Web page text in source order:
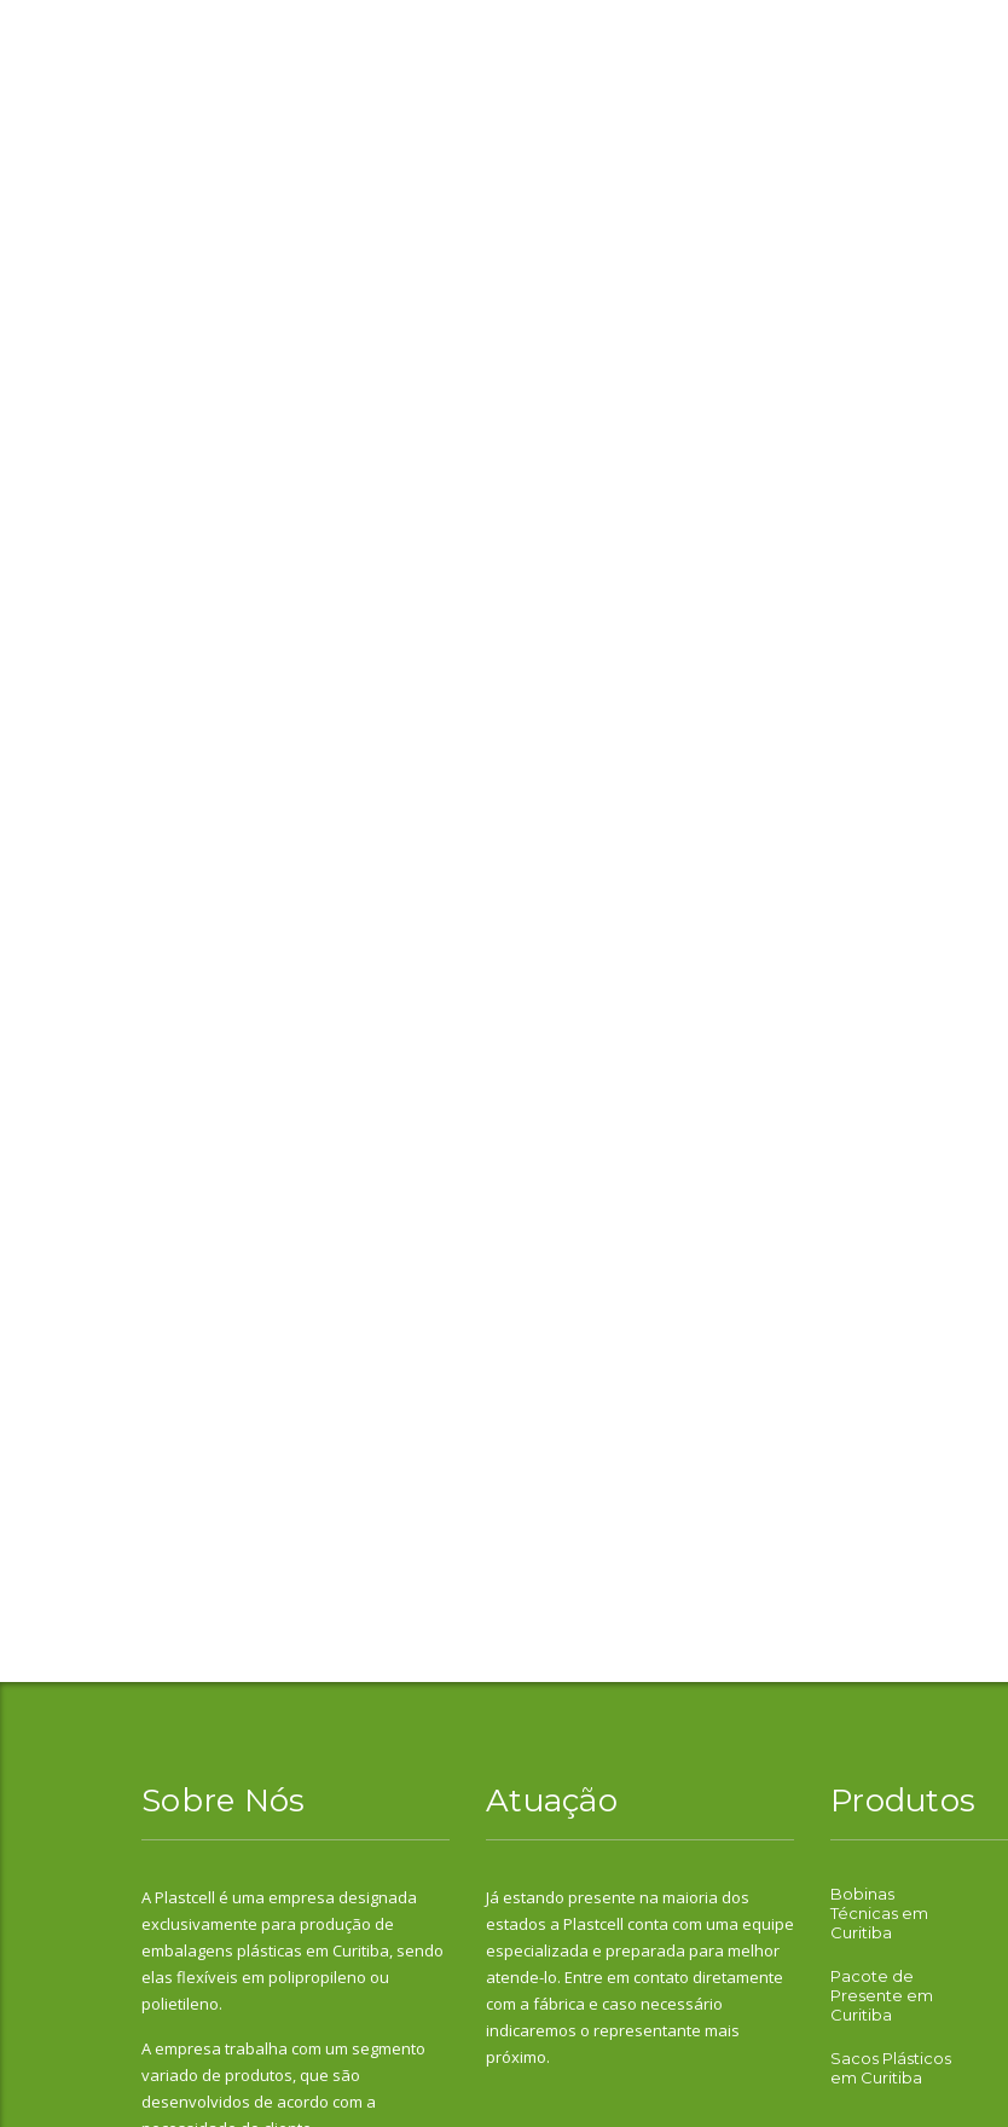
Sobre Nós
A Plastcell é uma empresa designada
exclusivamente para produção de
embalagens plásticas em Curitiba, sendo
elas flexíveis em polipropileno ou
polietileno.
A empresa trabalha com um segmento
variado de produtos, que são
desenvolvidos de acordo com a
Atuação
Já estando presente na maioria dos
estados a Plastcell conta com uma equipe
especializada e preparada para melhor
atende-lo. Entre em contato diretamente
com a fábrica e caso necessário
indicaremos o representante mais
próximo.
Produtos
Bobinas
Técnicas em
Curitiba
Pacote de
Presente em
Curitiba
Sacos Plásticos
em Curitiba